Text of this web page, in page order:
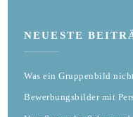
NEUESTE
Was ein Gruppenbild
Bewerbungsbilder mit